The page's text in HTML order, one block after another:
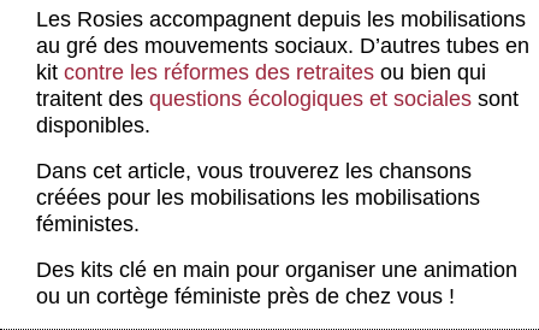
Les Rosies accompagnent depuis les mobilisations
au gré des mouvements sociaux. D’autres tubes en
kit contre les réformes des retraites ou bien qui
traitent des questions écologiques et sociales sont
disponibles.
Dans cet article, vous trouverez les chansons
créées pour les mobilisations les mobilisations
féministes.
Des kits clé en main pour organiser une animation
ou un cortège féministe près de chez vous !